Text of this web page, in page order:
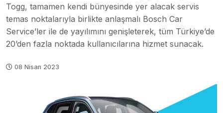
Togg, tamamen kendi bünyesinde yer alacak servis
temas noktalarıyla birlikte anlaşmalı Bosch Car
Service’ler ile de yayılımını genişleterek, tüm Türkiye’de
20’den fazla noktada kullanıcılarına hizmet sunacak.
08 Nisan 2023